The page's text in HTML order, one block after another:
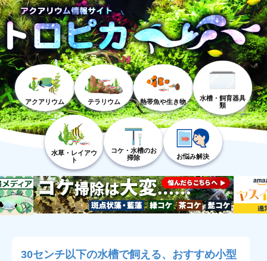
アクアリウム テラリウム 熱帯魚や生き物
水槽・飼育器具
類
水草・レイアウ
ト
コケ・水槽のお
掃除
お悩み解決
30センチ以下の水槽で飼える、おすすめ小型